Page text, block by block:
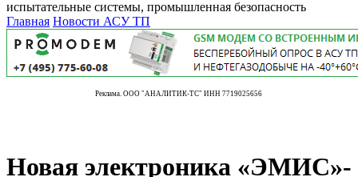
испытательные системы, промышленная безопасность
Главная Новости АСУ ТП
Реклама. ООО "АНАЛИТИК-ТС" ИНН 7719025656
Новая электроника «ЭМИС»-